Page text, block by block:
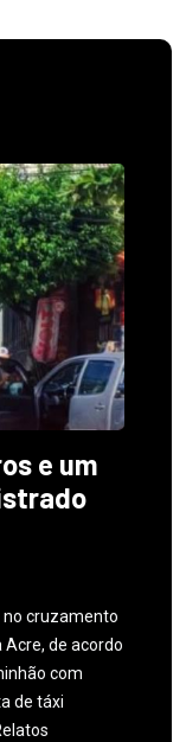
e um
cruzamento
de acordo
com
de táxi